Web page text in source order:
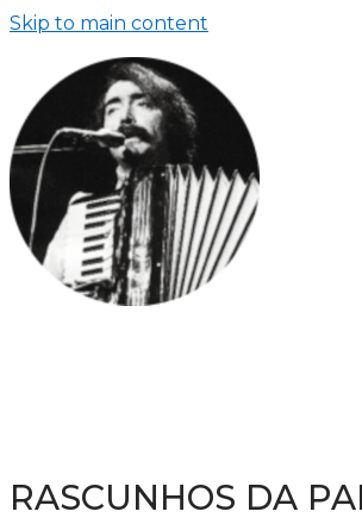
Skip to main content
RASCUNHOS DA